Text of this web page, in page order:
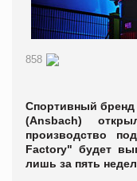
858
Спортивный бренд
(Ansbach)
производство
Factory" будет
лишь за пять